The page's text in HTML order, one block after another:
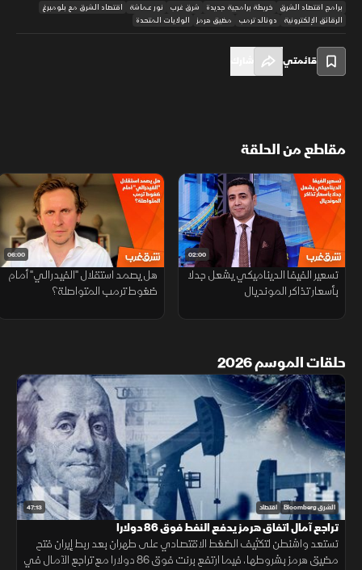
برامج اقتصاد الشرق خريطة برامجية جديدة شرق غرب نور عماشة
اقتصاد الشرق مع بلومبرغ
الرقائق الإلكترونية
دونالد ترمب مضيق هرمز الولايات المتحدة
قائمتي
مقاطع من الحلقة
02:00
تسعير الفيفا الديناميكي يشعل جدلا
بأسعار تذاكر المونديال
06:00
هل يصمد استقلال "الفيدرالي" أمام
ضغوط ترمب المتواصلة؟
حلقات الموسم 2026
47:13 الشرق Bloomberg اقتصاد
تراجع آمال اتفاق هرمز يدفع النفط فوق 86 دولارا
تستعد واشنطن لتكثيف الضغط الاقتصادي على طهران بعد ربط إيران فتح
مضيق هرمز بشروطها، فيما ارتفع برنت فوق 86 دولارا مع تراجع الآمال في